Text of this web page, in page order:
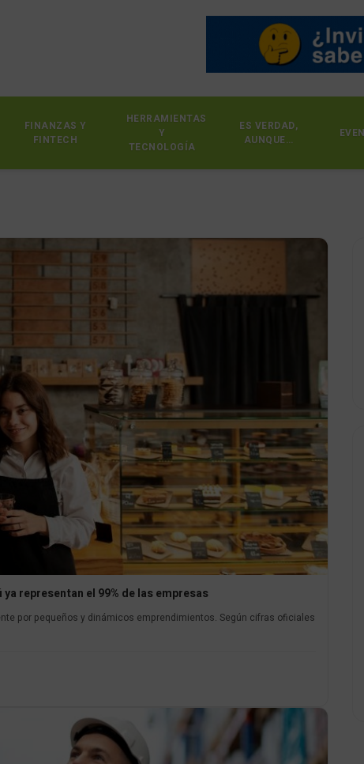
FINANZAS Y
FINTECH
HERRAMIENTAS
Y
TECNOLOGÍA
ES VERDAD,
AUNQUE…
representan el 99% de las empresas
por pequeños y dinámicos emprendimientos. Según cifras oficiales